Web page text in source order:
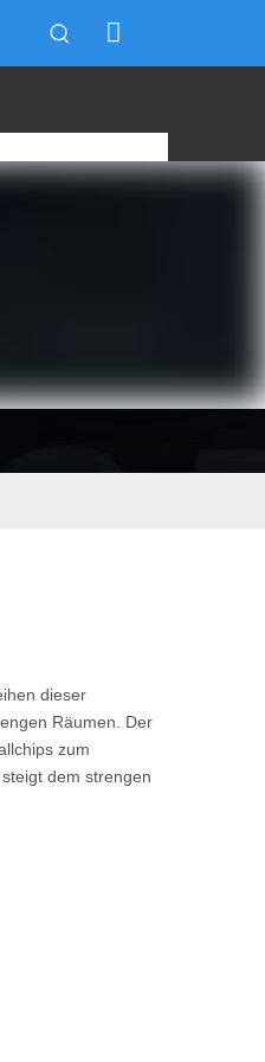
dieser
Räumen. Der
zum
dem strengen